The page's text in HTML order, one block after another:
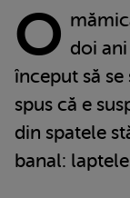
O doi
început să
spus că e
din spatele
banal: